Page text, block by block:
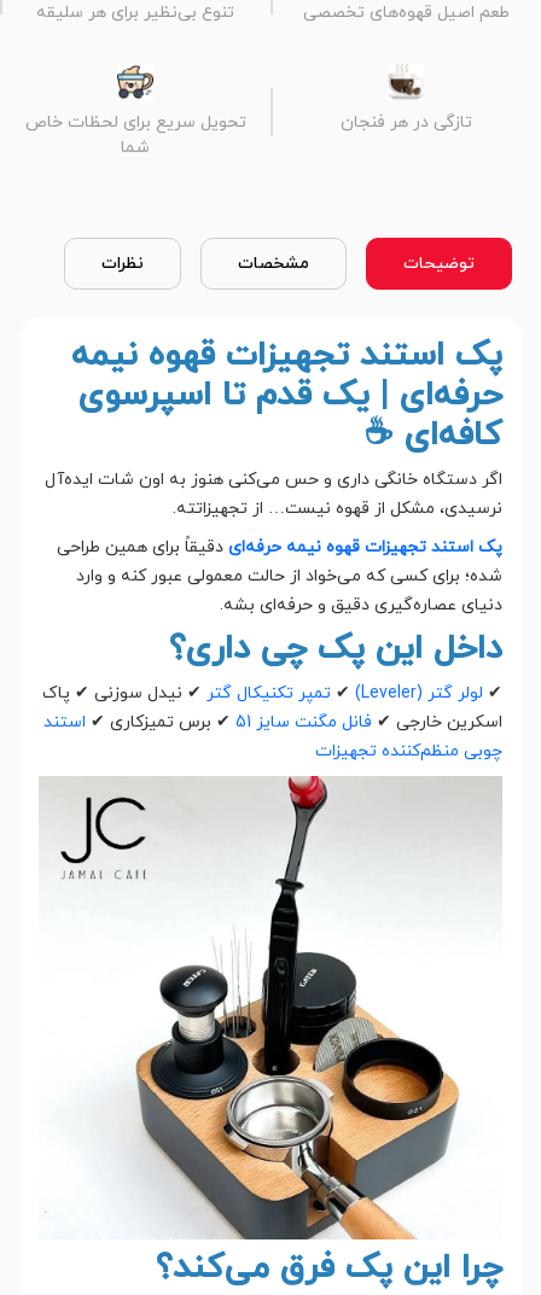
طعم اصیل قهوه‌های تخصصی تنوع بی‌نظیر برای هر سلیقه
تازگی در هر فنجان
تحویل سریع برای لحظات خاص
شما
توضیحات مشخصات نظرات
پک استند تجهیزات قهوه نیمه
حرفه‌ای | یک قدم تا اسپرسوی
کافه‌ای ☕
اگر دستگاه خانگی داری و حس می‌کنی هنوز به اون شات ایده‌آل
نرسیدی، مشکل از قهوه نیست… از تجهیزاتته.
پک استند تجهیزات قهوه نیمه حرفه‌ای دقیقاً برای همین طراحی
شده؛ برای کسی که می‌خواد از حالت معمولی عبور کنه و وارد
دنیای عصاره‌گیری دقیق و حرفه‌ای بشه.
داخل این پک چی داری؟
✔ لولر گتر (Leveler) ✔ تمپر تکنیکال گتر ✔ نیدل سوزنی ✔ پاک
اسکرین خارجی ✔ فانل مگنت سایز 51 ✔ برس تمیزکاری ✔ استند
چوبی منظم‌کننده تجهیزات
چرا این پک فرق می‌کند؟